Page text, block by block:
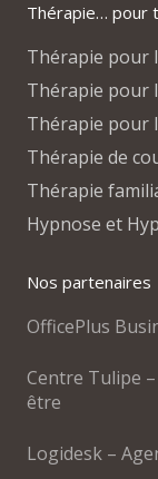
Thérapie… pour
Thérapie pour
Thérapie pour
Thérapie pour
Thérapie de
Thérapie
Hypnose et
Nos partenaires
OfficePlus
Centre Tulipe
être
Logidesk –